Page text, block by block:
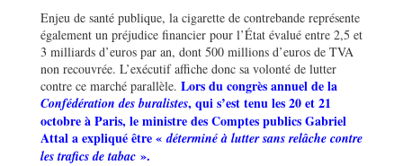
Enjeu de santé publique, la cigarette de contrebande représente
également un préjudice financier pour l’État évalué entre 2,5 et
3 milliards d’euros par an, dont 500 millions d’euros de TVA
non recouvrée. L’exécutif affiche donc sa volonté de lutter
contre ce marché parallèle. Lors du congrès annuel de la
Confédération des buralistes, qui s’est tenu les 20 et 21
octobre à Paris, le ministre des Comptes publics Gabriel
Attal a expliqué être «déterminé à lutter sans relâche contre
les trafics de tabac ».